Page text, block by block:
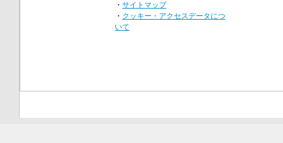
・ サイトマップ
・ クッキー・アクセスデータにつ
いて